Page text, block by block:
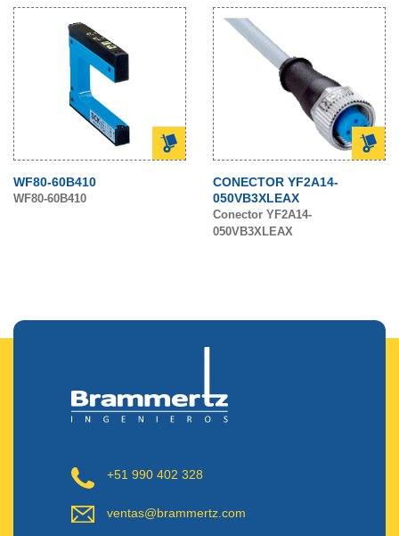
WF80-60B410
WF80-60B410
CONECTOR YF2A14-
050VB3XLEAX
Conector YF2A14-
050VB3XLEAX
+51 990 402 328
ventas@brammertz.com